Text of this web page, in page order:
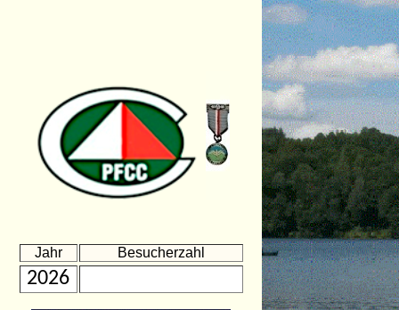
Jahr Besucherzahl
2026